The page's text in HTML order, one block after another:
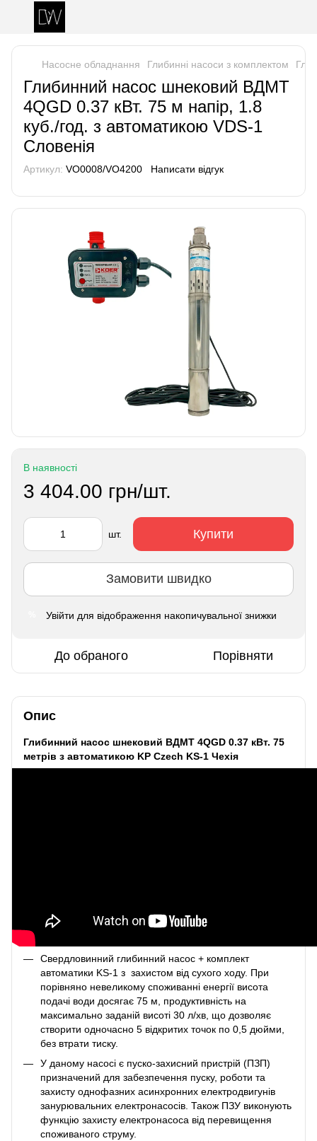
Насосне обладнання Глибинні насоси з комплектом
Глибинний насос шнековий ВДМТ
4QGD 0.37 кВт. 75 м напір, 1.8
куб./год. з автоматикою VDS-1
Словенія
Артикул: VO0008/VO4200 Написати відгук
В наявності
3 404.00 грн/шт.
шт. Купити
Замовити швидко
Увійти для відображення накопичувальної знижки
До обраного Порівняти
Опис
Глибинний насос шнековий ВДМТ 4QGD 0.37 кВт. 75
метрів з автоматикою KP Czech KS-1 Чехія
Свердловинний глибинний насос + комплект
автоматики KS-1 з захистом від сухого ходу. При
порівняно невеликому споживанні енергії висота
подачі води досягає 75 м, продуктивність на
максимально заданій висоті 30 л/хв, що дозволяє
створити одночасно 5 відкритих точок по 0,5 дюйми,
без втрати тиску.
У даному насосі є пуско-захисний пристрій (ПЗП)
призначений для забезпечення пуску, роботи та
захисту однофазних асинхронних електродвигунів
занурювальних електронасосів. Також ПЗУ виконують
функцію захисту електронасоса від перевищення
споживаного струму.